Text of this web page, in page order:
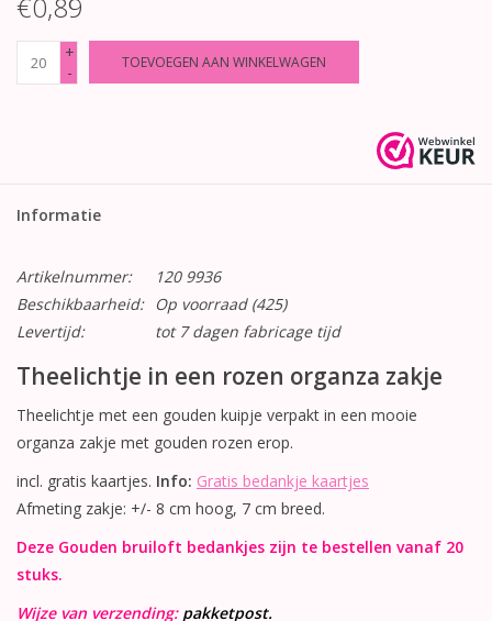
€0,89
+
-
TOEVOEGEN AAN WINKELWAGEN
Informatie
Artikelnummer:
120 9936
Beschikbaarheid:
Op voorraad(425)
Levertijd:
tot 7 dagen fabricage tijd
Theelichtje in een rozen organza zakje
Theelichtje met een gouden kuipje verpakt in een mooie
organza zakje met gouden rozen erop.
incl. gratis kaartjes. Info: Gratis bedankje kaartjes
Afmeting zakje: +/- 8 cm hoog, 7 cm breed.
Deze Gouden bruiloft bedankjes zijn te bestellen vanaf 20
stuks.
Wijze van verzending: pakketpost.